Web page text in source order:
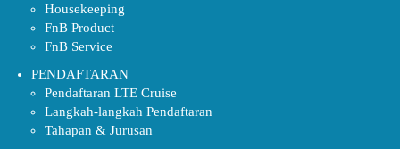
Housekeeping
FnB Product
FnB Service
PENDAFTARAN
Pendaftaran LTE Cruise
Langkah-langkah Pendaftaran
Tahapan & Jurusan